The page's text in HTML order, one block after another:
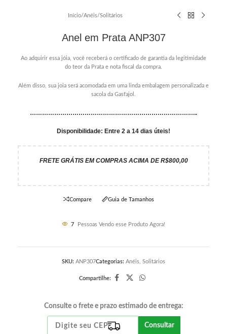
Início/Anéis/Solitários
Anel em Prata ANP307
Ao adquirir essa jóia, você receberá o certificado de garantia da legitimidade
do teor da Prata e nota fiscal da compra.
Além disso, sua joia será acomodada em uma linda embalagem personalizada e
sacola da Gasfajol.
………………………………………………………………………..
Disponibilidade: Entre 2 a 14 dias úteis!
FRETE GRÁTIS EM COMPRAS ACIMA DE R$800,00
Compare Guia de Tamanhos
7 Pessoas Vendo esse Produto Agora!
SKU: ANP307Categorias: Anéis Solitários
Compartilhe:
Consulte o frete e prazo estimado de entrega:
Consultar